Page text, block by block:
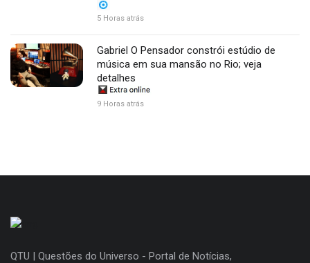
5 Horas atrás
Gabriel O Pensador constrói estúdio de
música em sua mansão no Rio; veja
detalhes
9 Horas atrás
QTU | Questões do Universo - Portal de Notícias,